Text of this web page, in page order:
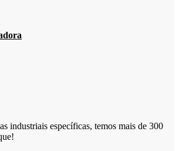
industriais específicas, temos mais de 300